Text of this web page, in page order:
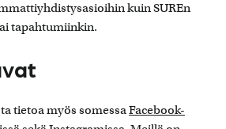
kuin SUREn
tapahtumiinkin.
tietoa myös somessaFacebook-